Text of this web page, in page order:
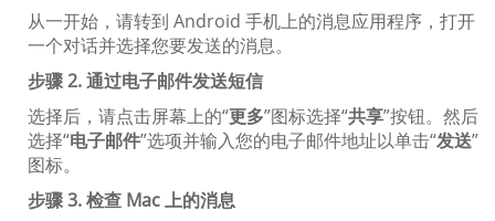
从一开始，请转到 Android 手机上的消息应用程序，打开
一个对话并选择您要发送的消息。
步骤 2. 通过电子邮件发送短信
选择后，请点击屏幕上的“更多”图标选择“共享”按钮。然后
选择“电子邮件”选项并输入您的电子邮件地址以单击“发送”
图标。
步骤 3. 检查 Mac 上的消息